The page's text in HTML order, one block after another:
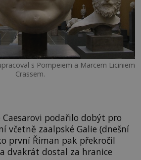
s Pompeiem a Marcem Liciniem
Crassem.
Caesarovi podařilo dobýt pro
včetně zaalpské Galie (dnešní
první Říman pak překročil
dvakrát dostal za hranice